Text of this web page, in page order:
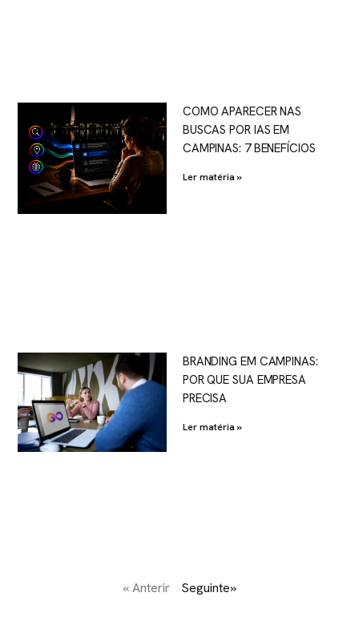
COMO APARECER NAS
BUSCAS POR IAS EM
CAMPINAS: 7 BENEFÍCIOS
Ler matéria »
BRANDING EM CAMPINAS:
POR QUE SUA EMPRESA
PRECISA
Ler matéria »
« Anterir Seguinte»